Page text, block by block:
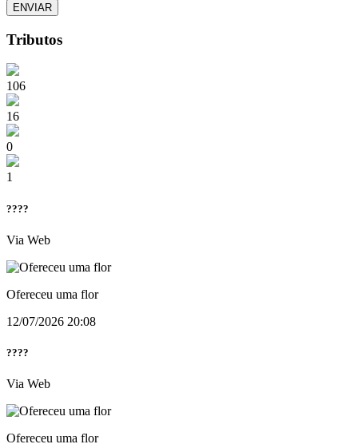
ENVIAR
Tributos
106
16
0
1
????
Via Web
Ofereceu uma flor
12/07/2026 20:08
????
Via Web
Ofereceu uma flor